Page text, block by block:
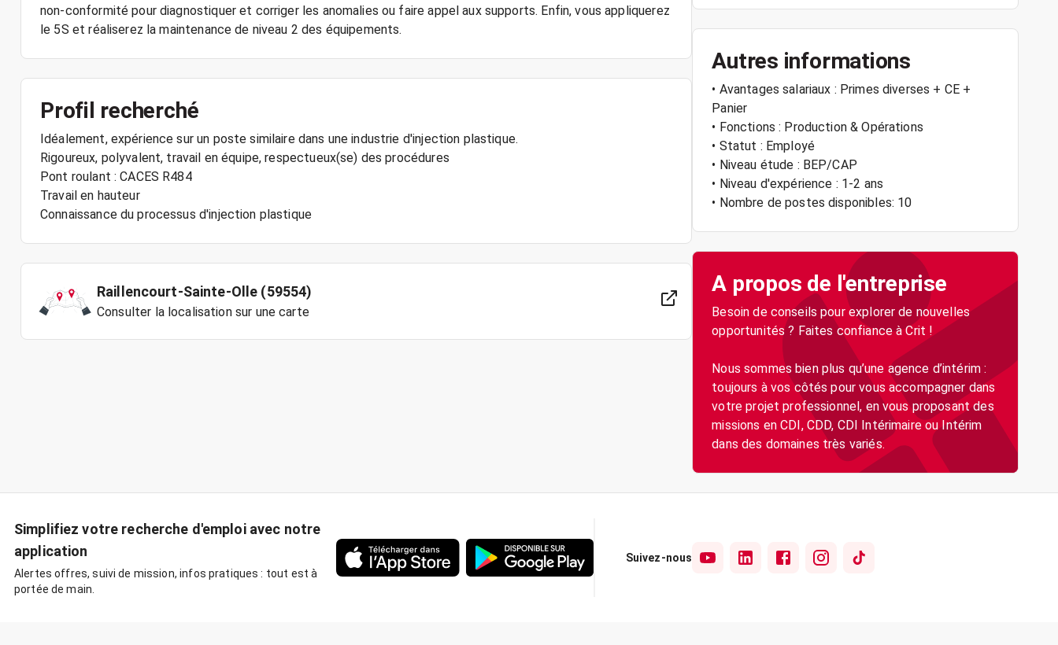
non-conformité pour diagnostiquer et corriger les anomalies ou faire appel aux supports. Enfin, vous appliquerez
le 5S et réaliserez la maintenance de niveau 2 des équipements.
Profil recherché
Idéalement, expérience sur un poste similaire dans une industrie d'injection plastique.
Rigoureux, polyvalent, travail en équipe, respectueux(se) des procédures
Pont roulant : CACES R484
Travail en hauteur
Connaissance du processus d'injection plastique
Raillencourt-Sainte-Olle (59554)
Consulter la localisation sur une carte
Autres informations
• Avantages salariaux : Primes diverses + CE +
Panier
• Fonctions : Production & Opérations
• Statut : Employé
• Niveau étude : BEP/CAP
• Niveau d'expérience : 1-2 ans
• Nombre de postes disponibles: 10
A propos de l'entreprise
Besoin de conseils pour explorer de nouvelles
opportunités ? Faites confiance à Crit !
Nous sommes bien plus qu’une agence d’intérim :
toujours à vos côtés pour vous accompagner dans
votre projet professionnel, en vous proposant des
missions en CDI, CDD, CDI Intérimaire ou Intérim
dans des domaines très variés.
Simplifiez votre recherche d'emploi avec notre
application
Alertes offres, suivi de mission, infos pratiques : tout est à
portée de main.
Suivez-nous